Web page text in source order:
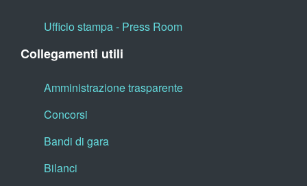
Ufficio stampa - Press Room
Collegamenti utili
Amministrazione trasparente
Concorsi
Bandi di gara
Bilanci